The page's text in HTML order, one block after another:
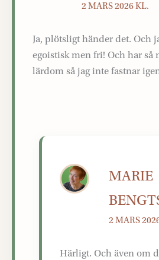
2 MARS 2026 KL.
Ja, plötsligt händer det. Och
egoistisk men fri! Och har så
lärdom så jag inte fastnar
MARIE
2 MARS
Härligt. Och även om